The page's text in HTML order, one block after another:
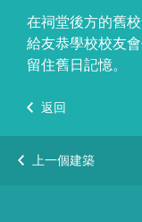
在祠堂後方的舊
給友恭學校校友
留住舊日記憶。
返回
上一個建築